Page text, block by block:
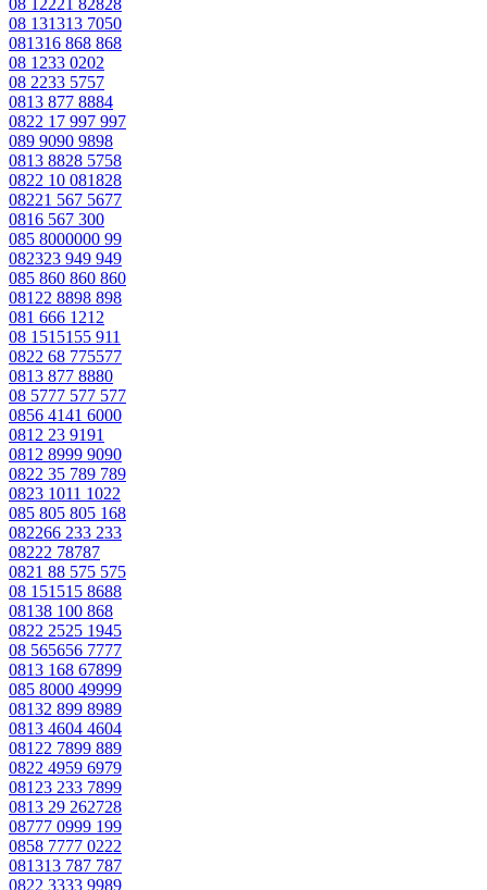
08 131313 7050
081316 868 868
08 1233 0202
08 2233 5757
0813 877 8884
0822 17 997 997
089 9090 9898
0813 8828 5758
0822 10 081828
08221 567 5677
0816 567 300
085 8000000 99
082323 949 949
085 860 860 860
08122 8898 898
081 666 1212
08 1515155 911
0822 68 775577
0813 877 8880
08 5777 577 577
0856 4141 6000
0812 23 9191
0812 8999 9090
0822 35 789 789
0823 1011 1022
085 805 805 168
082266 233 233
08222 78787
0821 88 575 575
08 151515 8688
08138 100 868
0822 2525 1945
08 565656 7777
0813 168 67899
085 8000 49999
08132 899 8989
0813 4604 4604
08122 7899 889
0822 4959 6979
08123 233 7899
0813 29 262728
08777 0999 199
0858 7777 0222
081313 787 787
0822 3333 9989